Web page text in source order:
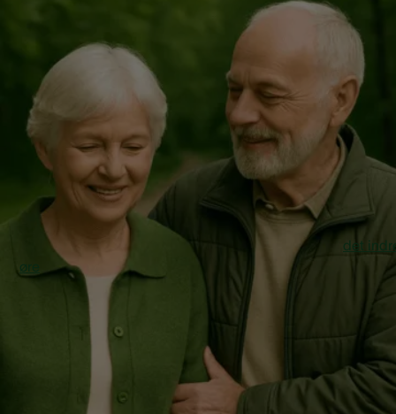
Hvad er virus på
balancenerven?
Virus på balancenerven – også kaldet neuritis vestibularis
er en pludselig betændelsestilstand i balancenerven, som
give kraftig svimmelhed. Det føles for mange, som om alting
gynger eller snurrer rundt, selvom man ligger helt stille i
sengen.
Nerven, der bliver ramt, sender normalt signaler fra det
øre
til hjernen og hjælper dig med at holde balancen. Når
bliver påvirket af en virus, opstår der rod i signalerne. Det
at hjernen får forkerte beskeder – og det kan føles som
hele tiden er ved at falde, selvom du står stille.
Virus på balancenerven kan ramme pludseligt, og for
starter det med voldsom svimmelhed, kvalme og ubehag.